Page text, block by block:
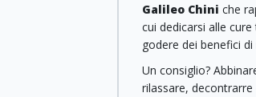
Galileo Chini che
cui dedicarsi alle
godere dei benefici
Un consiglio?
rilassare,